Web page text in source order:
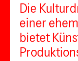
Die
einer
bietet